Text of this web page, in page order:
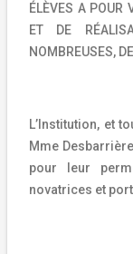
ÉLÈVES A POUR
ET DE
NOMBREUSES,
L’Institution, et
Mme
pour leur
novatrices et